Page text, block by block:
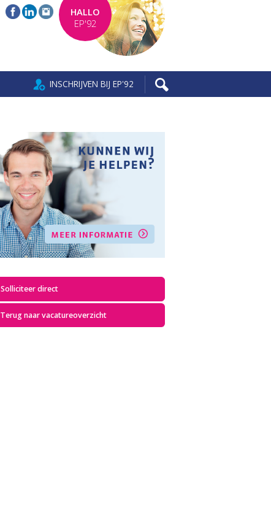
HALLO
EP'92
INSCHRIJVEN BIJ EP'92
Solliciteer direct
Terug naar vacatureoverzicht